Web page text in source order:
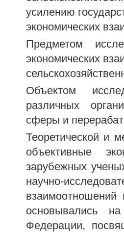
усилению
экономических
Предметом
экономических
Объектом
различных
сферы и
Теоретической и
объективные
зарубежных
научно-
основывались
Федерации,